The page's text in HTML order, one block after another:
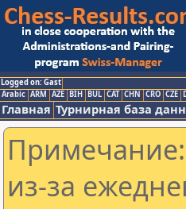
Logged on: Gast
Arabic ARM AZE BIH BUL CAT CHN CRO CZE
Главная Турнирная база
Примечание:
из-за